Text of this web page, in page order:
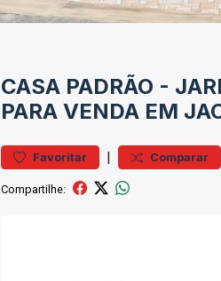
CASA PADRÃO -
PARA VENDA EM
Favoritar | Comparar
Compartilhe: